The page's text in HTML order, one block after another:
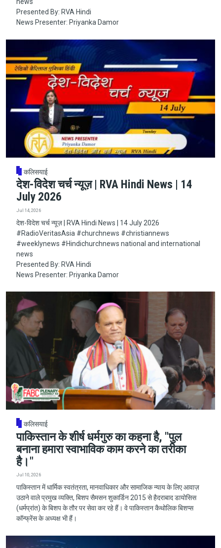
news
Presented By: RVA Hindi
News Presenter: Priyanka Damor
कलिसयाई
देश-विदेश चर्च न्यूज़ | RVA Hindi News | 14
July 2026
Jul 14, 2026
देश-विदेश चर्च न्यूज़ | RVA Hindi News | 14 July 2026
#RadioVeritasAsia​​​​​ #churchnews​​​​​ #christiannews​​​​​
#weeklynews​ #Hindichurchnews national and international
news
Presented By: RVA Hindi
News Presenter: Priyanka Damor
कलिसयाई
पाकिस्तान के शीर्ष धर्मगुरु का कहना है, "पुल
बनाना हमारा स्वाभाविक काम करने का तरीका
है।"
Jul 10, 2026
पाकिस्तान में धार्मिक स्वतंत्रता, मानवाधिकार और सामाजिक न्याय के लिए आवाज़
उठाने वाले प्रमुख व्यक्ति, बिशप सैमसन शुकार्डिन 2015 से हैदराबाद डायोसिस
(धर्मप्रांत) के बिशप के तौर पर सेवा कर रहे हैं। वे पाकिस्तान कैथोलिक बिशप्स
कॉन्फ्रेंस के अध्यक्ष भी हैं।